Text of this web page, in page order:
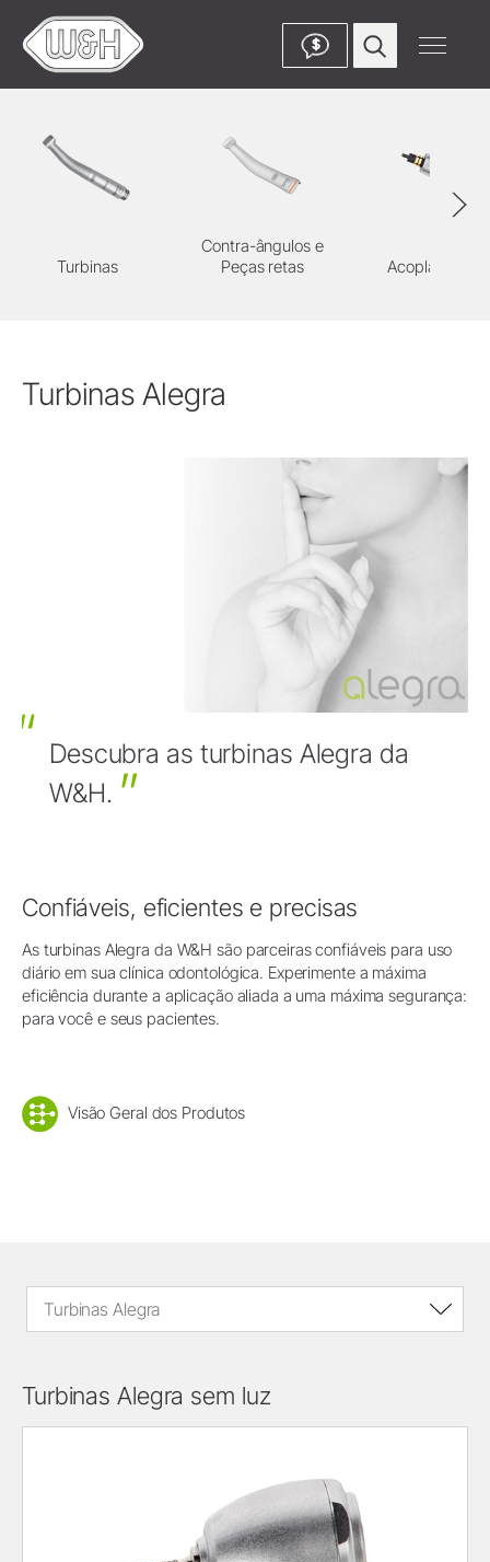
$
Turbinas
Contra-ângulos e
Peças retas
Acoplamentos
Turbinas Alegra
Descubra as turbinas Alegra da
W&H.
Confiáveis, eficientes e precisas
As turbinas Alegra da W&H são parceiras confiáveis para uso
diário em sua clínica odontológica. Experimente a máxima
eficiência durante a aplicação aliada a uma máxima segurança:
para você e seus pacientes.
Visão Geral dos Produtos
Turbinas Alegra
Turbinas Alegra sem luz